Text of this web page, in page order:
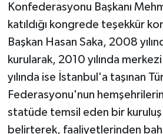
Konfederasyonu Başkanı
katıldığı kongrede teşekkür
Başkan Hasan Saka, 2008
kurularak, 2010 yılında
yılında ise İstanbul'a taşınan
Federasyonu'nun
statüde temsil eden bir
belirterek, faaliyetlerinden